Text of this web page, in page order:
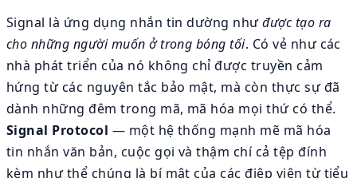
Signal là ứng dụng nhắn tin dường nhưđược tạo ra
cho những người muốn ở trong bóng tối. Có vẻ như các
nhà phát triển của nó không chỉ được truyền cảm
hứng từ các nguyên tắc bảo mật, mà còn thực sự đã
dành những đêm trong mã, mã hóa mọi thứ có thể.
Signal Protocol — một hệ thống mạnh mẽ mã hóa
tin nhắn văn bản, cuộc gọi và thậm chí cả tệp đính
kèm như thể chúng là bí mật của các điệp viên từ tiểu